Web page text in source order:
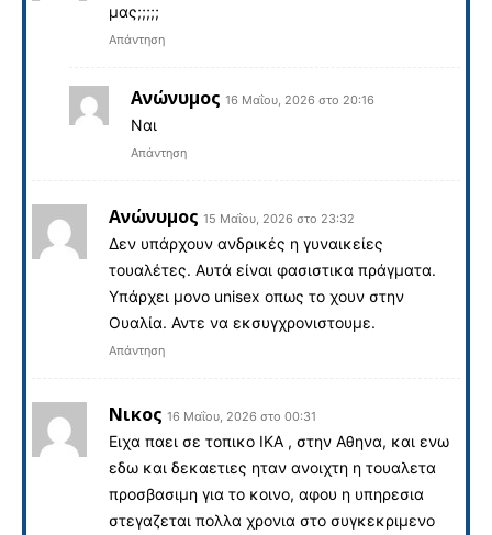
μας;;;;;
Απάντηση
Ανώνυμος 16 Μαΐου, 2026 στο 20:16
Ναι
Απάντηση
Ανώνυμος 15 Μαΐου, 2026 στο 23:32
Δεν υπάρχουν ανδρικές η γυναικείες
τουαλέτες. Αυτά είναι φασιστικα πράγματα.
Υπάρχει μονο unisex οπως το χουν στην
Ουαλία. Αντε να εκσυγχρονιστουμε.
Απάντηση
Νικος 16 Μαΐου, 2026 στο 00:31
Ειχα παει σε τοπικο ΙΚΑ , στην Αθηνα, και ενω
εδω και δεκαετιες ηταν ανοιχτη η τουαλετα
προσβασιμη για το κοινο, αφου η υπηρεσια
στεγαζεται πολλα χρονια στο συγκεκριμενο